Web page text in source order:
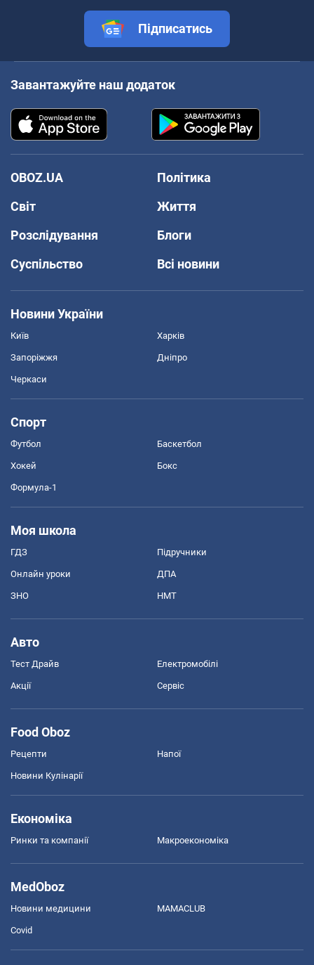
Підписатись
Завантажуйте наш додаток
OBOZ.UA
Політика
Світ
Життя
Розслідування
Блоги
Суспільство
Всі новини
Новини України
Київ Харків
Запоріжжя Дніпро
Черкаси
Спорт
Футбол Баскетбол
Хокей Бокс
Формула-1
Моя школа
ГДЗ Підручники
Онлайн уроки ДПА
ЗНО НМТ
Авто
Тест Драйв Електромобілі
Акції Сервіс
Food Oboz
Рецепти Напої
Новини Кулінарії
Економіка
Ринки та компанії Макроекономіка
MedOboz
Новини медицини MAMACLUB
Covid